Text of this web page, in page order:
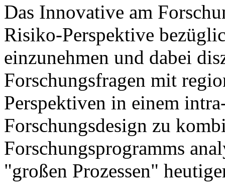
Das Innovative am
Risiko-Perspektive
einzunehmen und dabei
Forschungsfragen mit
Perspektiven in einem
Forschungsdesign zu
Forschungsprogramms
"großen Prozessen"